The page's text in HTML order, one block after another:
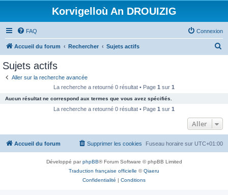
Korvigelloù An DROUIZIG
FAQ Connexion
Accueil du forum Rechercher Sujets actifs
c
e
Sujets actifs
Aller sur la recherche avancée
La recherche a retourné 0 résultat • Page 1 sur 1
Aucun résultat ne correspond aux termes que vous avez spécifiés.
La recherche a retourné 0 résultat • Page 1 sur 1
Aller
Accueil du forum Fuseau horaire sur UTC+01:00
Supprimer les cookies
Développé parphpBB® Forum Software © phpBB Limited
Traduction française officielle ©Qiaeru
Confidentialité | Conditions